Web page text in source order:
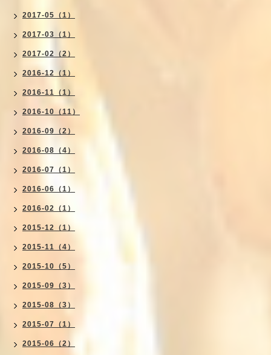
2017-05（1）
2017-03（1）
2017-02（2）
2016-12（1）
2016-11（1）
2016-10（11）
2016-09（2）
2016-08（4）
2016-07（1）
2016-06（1）
2016-02（1）
2015-12（1）
2015-11（4）
2015-10（5）
2015-09（3）
2015-08（3）
2015-07（1）
2015-06（2）